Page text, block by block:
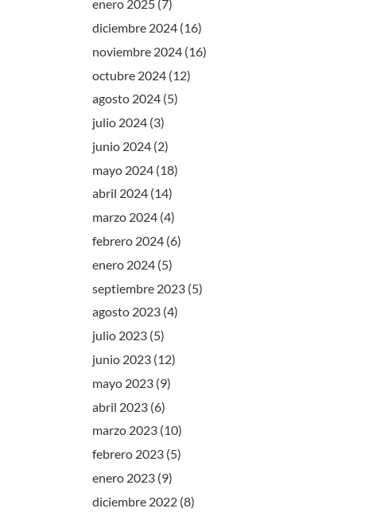
enero 2025 (7)
diciembre 2024 (16)
noviembre 2024 (16)
octubre 2024 (12)
agosto 2024 (5)
julio 2024 (3)
junio 2024 (2)
mayo 2024 (18)
abril 2024 (14)
marzo 2024 (4)
febrero 2024 (6)
enero 2024 (5)
septiembre 2023 (5)
agosto 2023 (4)
julio 2023 (5)
junio 2023 (12)
mayo 2023 (9)
abril 2023 (6)
marzo 2023 (10)
febrero 2023 (5)
enero 2023 (9)
diciembre 2022 (8)